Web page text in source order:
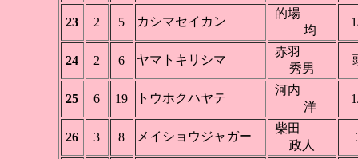
23 2 5 カシマセイカン
的場
均
24 2 6 ヤマトキリシマ
赤羽
秀男
25 6 19 トウホクハヤテ
河内
洋
26 3 8 メイショウジャガー
柴田
政人